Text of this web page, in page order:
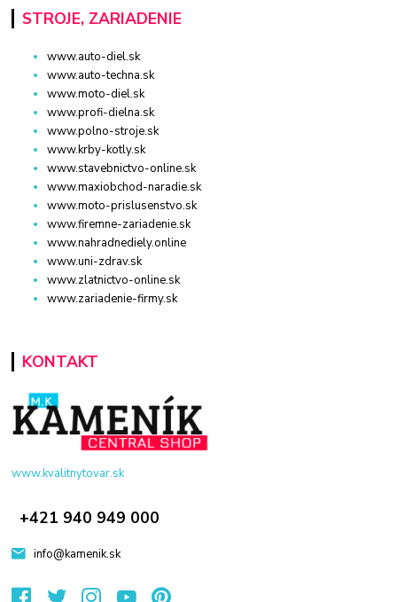
STROJE, ZARIADENIE
www.auto-diel.sk
www.auto-techna.sk
www.moto-diel.sk
www.profi-dielna.sk
www.polno-stroje.sk
www.krby-kotly.sk
www.stavebnictvo-online.sk
www.maxiobchod-naradie.sk
www.moto-prislusenstvo.sk
www.firemne-zariadenie.sk
www.nahradnediely.online
www.uni-zdrav.sk
www.zlatnictvo-online.sk
www.zariadenie-firmy.sk
KONTAKT
www.kvalitnytovar.sk
+421 940 949 000
info@kamenik.sk